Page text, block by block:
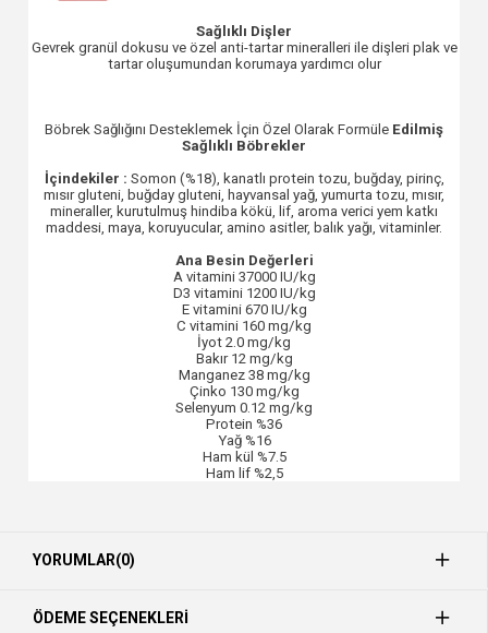
Sağlıklı Dişler
Gevrek granül dokusu ve özel anti-tartar mineralleri ile dişleri plak ve
tartar oluşumundan korumaya yardımcı olur
Böbrek Sağlığını Desteklemek İçin Özel Olarak Formüle Edilmiş
Sağlıklı Böbrekler
İçindekiler : Somon (%18), kanatlı protein tozu, buğday, pirinç,
mısır gluteni, buğday gluteni, hayvansal yağ, yumurta tozu, mısır,
mineraller, kurutulmuş hindiba kökü, lif, aroma verici yem katkı
maddesi, maya, koruyucular, amino asitler, balık yağı, vitaminler.
Ana Besin Değerleri
A vitamini 37000 IU/kg
D3 vitamini 1200 IU/kg
E vitamini 670 IU/kg
C vitamini 160 mg/kg
İyot 2.0 mg/kg
Bakır 12 mg/kg
Manganez 38 mg/kg
Çinko 130 mg/kg
Selenyum 0.12 mg/kg
Protein %36
Yağ %16
Ham kül %7.5
Ham lif %2,5
YORUMLAR(0)
ÖDEME SEÇENEKLERI